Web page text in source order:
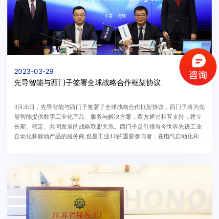
2023-03-29
先导智能与西门子签署全球战略合作框架协议
3月28日，先导智能与西门子签署了全球战略合作框架协议，西门子将为先
导智能提供数字工业化产品、服务与解决方案，双方通过相互支持，建立
长期、稳定、共同发展的战略联盟关系。西门子是引领当今世界先进工业
自动化和驱动产品的服务商,也是工业4.0的重要参与者，在电气自动化和驱